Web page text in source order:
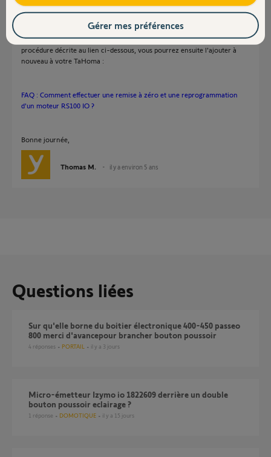
Bonjour Maj,
Je vous invite à effectuer une remise à zéro de votre moteur en suivant la
procédure décrite au lien ci-dessous, vous pourrez ensuite l'ajouter à
nouveau à votre TaHoma :
FAQ : Comment effectuer une remise à zéro et une reprogrammation
d'un moteur RS100 IO ?
Bonne journée,
Thomas M. il y a environ 5 ans
Questions liées
sur qu'elle borne du boitier électronique 400-450 passeo
800 merci d'avancepour brancher bouton poussoir
4 réponses PORTAIL il y a 3 jours
Micro-émetteur Izymo io 1822609 derrière un double
bouton poussoir eclairage ?
1 réponse DOMOTIQUE il y a 15 jours
Gérer mes préférences